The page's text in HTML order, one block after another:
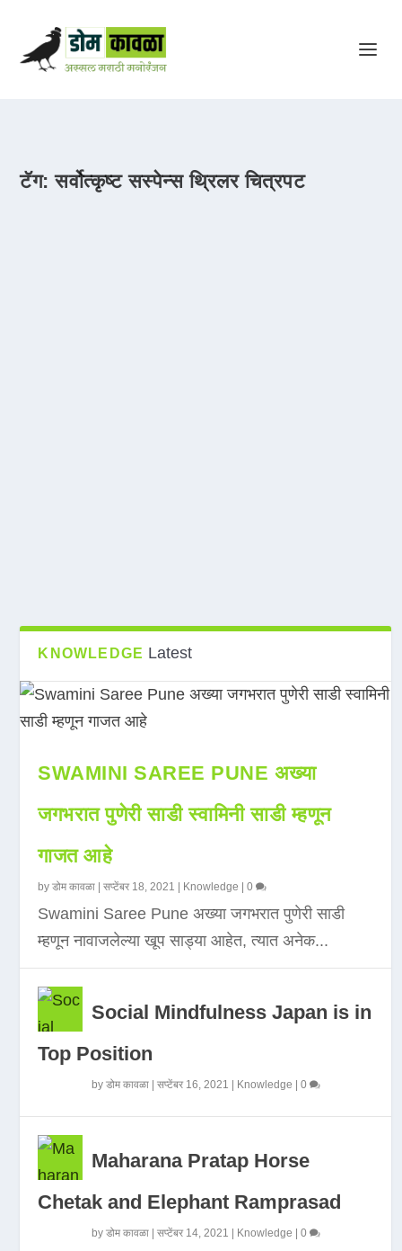
टॅग:सर्वोत्कृष्ट सस्पेन्स थ्रिलर चित्रपट
KNOWLEDGE Latest
SWAMINI SAREE PUNE अख्या
जगभरात पुणेरी साडी स्वामिनी साडी म्हणून
गाजत आहे
byडोम कावळा |सप्टेंबर 18, 2021 Knowledge |0
Swamini Saree Pune अख्या जगभरात पुणेरी साडी
म्हणून नावाजलेल्या खूप साड्या आहेत, त्यात अनेक...
Social Mindfulness Japan is in
Top Position
byडोम कावळा |सप्टेंबर 16, 2021 Knowledge |0
Maharana Pratap Horse
Chetak and Elephant Ramprasad
byडोम कावळा |सप्टेंबर 14, 2021 Knowledge |0